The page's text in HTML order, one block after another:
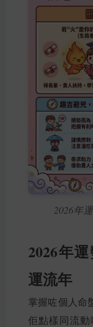
2026年
2026年
運流年
掌握咗個人命
佢點樣同流